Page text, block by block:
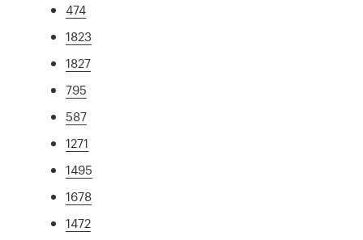
474
1823
1827
795
587
1271
1495
1678
1472